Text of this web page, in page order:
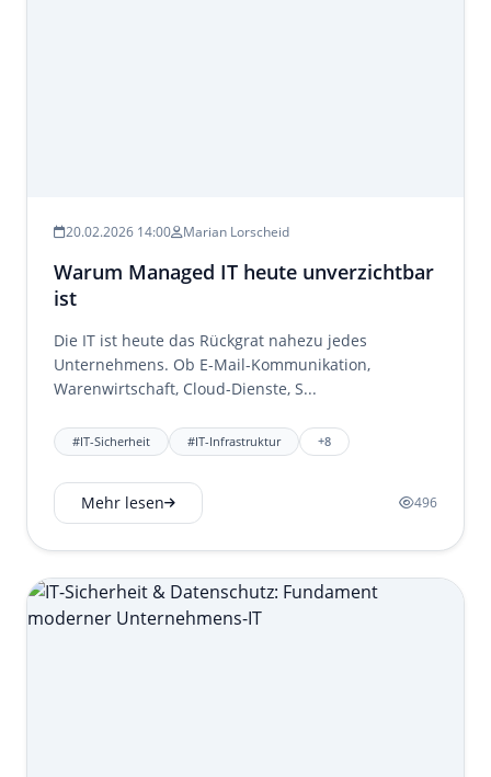
20.02.2026 14:00 Marian Lorscheid
Warum Managed IT heute unverzichtbar
ist
Die IT ist heute das Rückgrat nahezu jedes
Unternehmens. Ob E-Mail-Kommunikation,
Warenwirtschaft, Cloud-Dienste, S...
#IT-Sicherheit #IT-Infrastruktur +8
Mehr lesen 496